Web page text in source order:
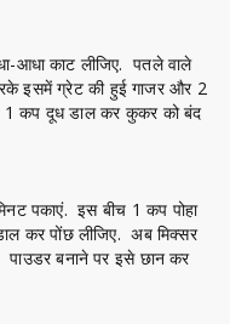
आधा काट लीजिए. पतले वाले
इसमें ग्रेट की हुई गाजर और 2
1 कप दूध डाल कर कुकर को बंद
पकाएं. इस बीच 1 कप पोहा
कर पोंछ लीजिए. अब मिक्सर
पाउडर बनाने पर इसे छान कर